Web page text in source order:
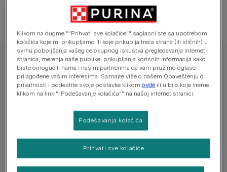
PURINA® PRO PLAN® VETERINARY DIETS NF Renal Function, suva
hrana za pse
PURINA® PRO PLAN® VETERINARY DIETS
NF Renal Function, suva hrana za pse
Još uvek nema glasova
3kg 12kg
Klikom na dugme ""Prihvati sve kolačiće"" saglasni ste sa upotrebom
kolačića koje mi prikupljamo ili koje prikuplja treća strana (ili sličnih) u
svrhu poboljšanja vašeg celokupnog iskustva pregledavanja internet
stranica, merenja naše publike, prikupljanja korisnih informacija kako
biste omogućili nama i našim partnerima da vam pružimo oglase
prilagođene vašim interesima. Saznajte više o našem Obaveštenju o
privatnosti i podestite svoje postavke klikomovdeili u bilo koje vreme
klikom na link ""Podešavanje kolačića"" na našoj internet stranici.
Podešavanja kolačića
Prihvati sve kolačiće